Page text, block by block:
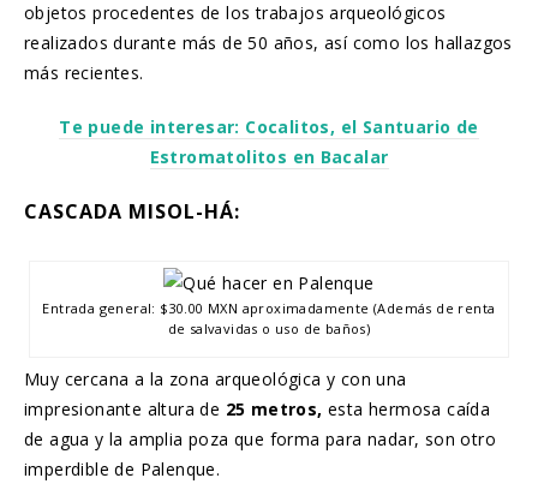
objetos procedentes de los trabajos arqueológicos
realizados durante más de 50 años, así como los hallazgos
más recientes.
Te puede interesar: Cocalitos, el Santuario de
Estromatolitos en Bacalar
CASCADA MISOL-HÁ:
Entrada general: $30.00 MXN aproximadamente (Además de renta
de salvavidas o uso de baños)
Muy cercana a la zona arqueológica y con una
impresionante altura de 25 metros, esta hermosa caída
de agua y la amplia poza que forma para nadar, son otro
imperdible de Palenque.